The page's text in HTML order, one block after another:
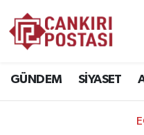
GÜNDEM SİYASET